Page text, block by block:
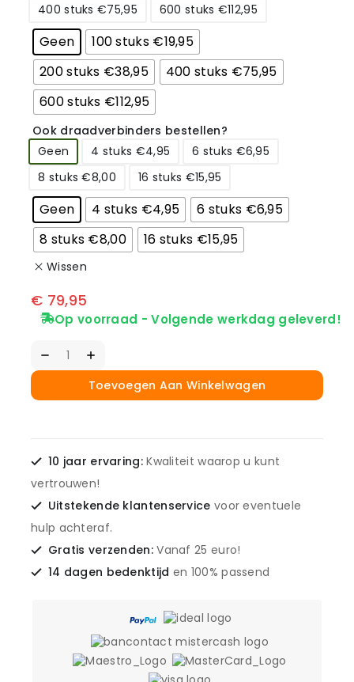
400 stuks €75,95
600 stuks €112,95
Geen
100 stuks €19,95
200 stuks €38,95
400 stuks €75,95
600 stuks €112,95
Ook draadverbinders bestellen?
Geen
4 stuks €4,95
6 stuks €6,95
8 stuks €8,00
16 stuks €15,95
Geen 4 stuks €4,95
6 stuks €6,95
8 stuks €8,00
16 stuks €15,95
Wissen
€ 79,95
Op voorraad - Volgende werkdag geleverd!
Toevoegen Aan Winkelwagen
10 jaar ervaring:Kwaliteit waarop u kunt
vertrouwen!
Uitstekende klantenservice voor eventuele
hulp achteraf.
Gratis verzenden:Vanaf 25 euro!
14 dagen bedenktijd en 100% passend